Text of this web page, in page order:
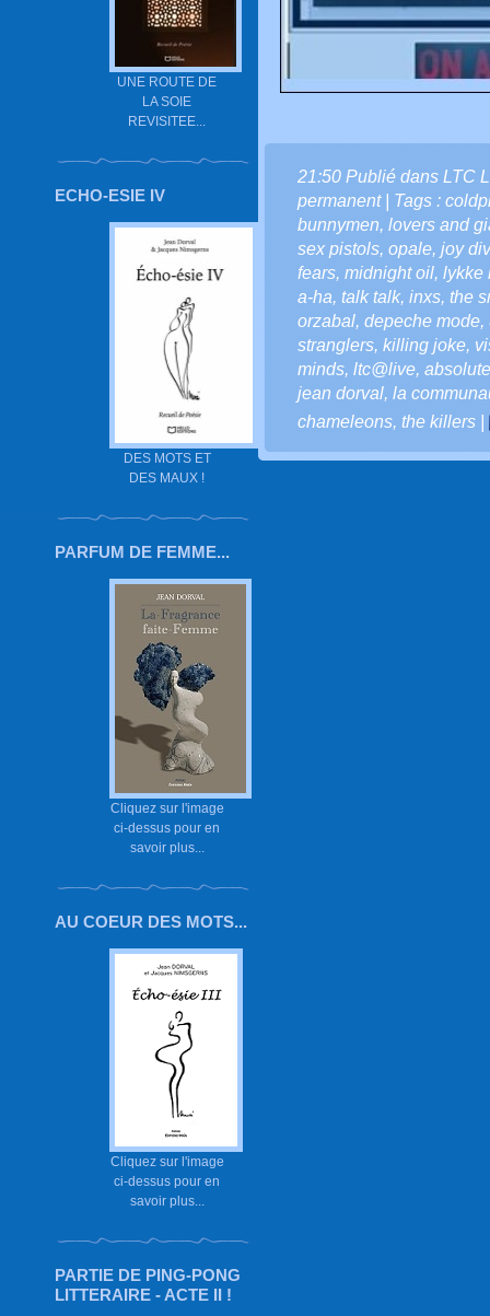
UNE ROUTE DE
LA SOIE
REVISITEE...
ECHO-ESIE IV
DES MOTS ET
DES MAUX !
PARFUM DE FEMME...
Cliquez sur l'image
ci-dessus pour en
savoir plus...
AU COEUR DES MOTS...
Cliquez sur l'image
ci-dessus pour en
savoir plus...
PARTIE DE PING-PONG
LITTERAIRE - ACTE II !
21:50 Publié dans LTC
permanent| Tags :
bunnymen, lovers and
sex pistols, opale, joy
fears, midnight oil, lykke
a-ha, talk talk, inxs, the
orzabal, depeche mode,
stranglers, killing joke,
minds, ltc@live,
jean dorval, la
chameleons, the killers